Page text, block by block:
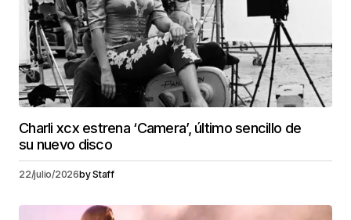
Charli xcx estrena ‘Camera’, último sencillo de
su nuevo disco
22/julio/2026byStaff